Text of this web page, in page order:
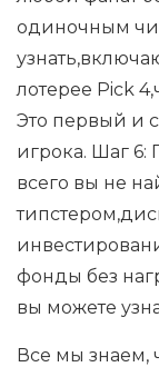
одиночным
лотерее Pick
Это первый и
игрока. Шаг
всего вы не
фонды без
вы можете
Все мы знаем,